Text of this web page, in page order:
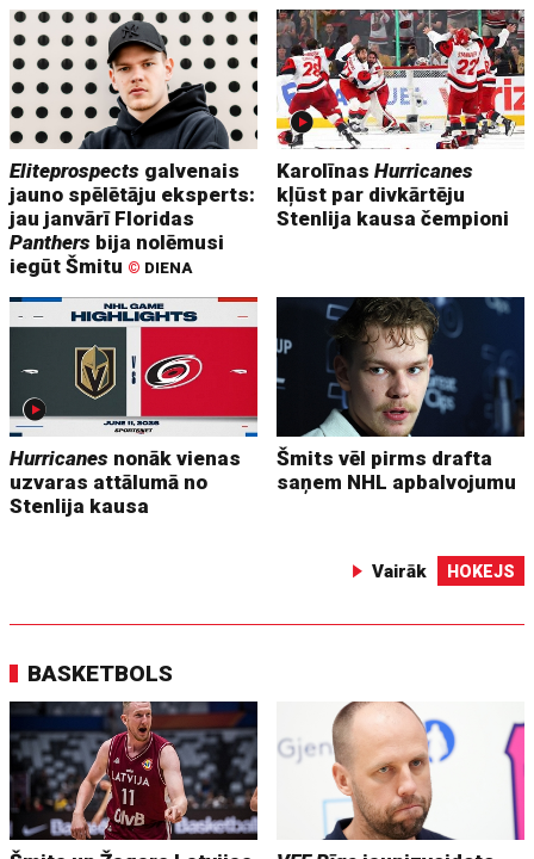
Eliteprospects galvenais
jauno spēlētāju eksperts:
jau janvārī Floridas
Panthers bija nolēmusi
iegūt Šmitu © DIENA
KarolīnasHurricanes
kļūst par divkārtēju
Stenlija kausa čempioni
Hurricanes nonāk vienas
uzvaras attālumā no
Stenlija kausa
Šmits vēl pirms drafta
saņem NHL apbalvojumu
Vairāk HOKEJS
BASKETBOLS